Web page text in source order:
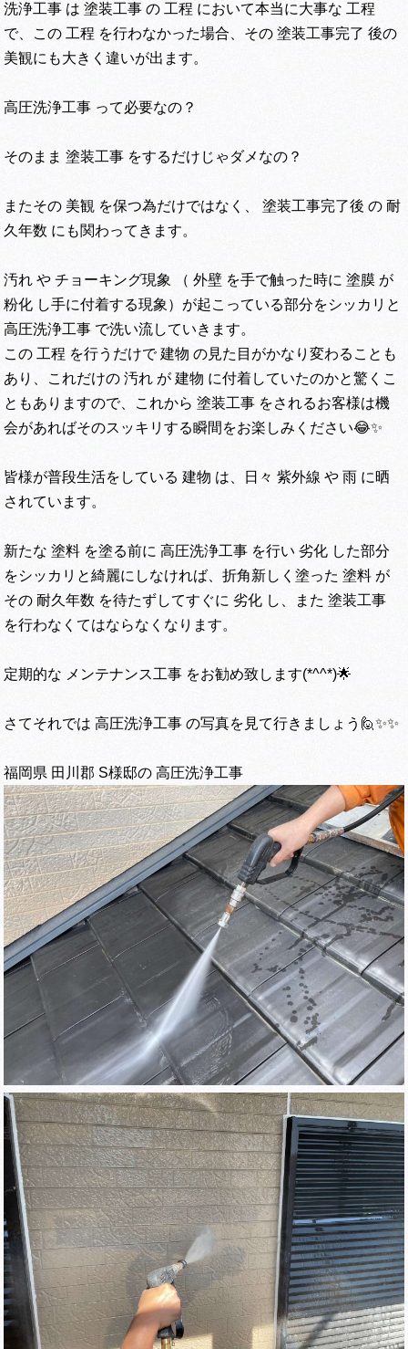
洗浄工事 は 塗装工事 の 工程 において本当に大事な 工程
で、この 工程 を行わなかった場合、その 塗装工事完了 後の
美観にも大きく違いが出ます。
高圧洗浄工事 って必要なの？
そのまま 塗装工事 をするだけじゃダメなの？
またその 美観 を保つ為だけではなく、 塗装工事完了後 の 耐
久年数 にも関わってきます。
汚れ や チョーキング現象 （ 外壁 を手で触った時に 塗膜 が
粉化 し手に付着する現象）が起こっている部分をシッカリと
高圧洗浄工事 で洗い流していきます。
この 工程 を行うだけで 建物 の見た目がかなり変わることも
あり、これだけの 汚れ が 建物 に付着していたのかと驚くこ
ともありますので、これから 塗装工事 をされるお客様は機
会があればそのスッキリする瞬間をお楽しみください😂✨
皆様が普段生活をしている 建物 は、日々 紫外線 や 雨 に晒
されています。
新たな 塗料 を塗る前に 高圧洗浄工事 を行い 劣化 した部分
をシッカリと綺麗にしなければ、折角新しく塗った 塗料 が
その 耐久年数 を待たずしてすぐに 劣化 し、また 塗装工事
を行わなくてはならなくなります。
定期的な メンテナンス工事 をお勧め致します(*^^*)🌟
さてそれでは 高圧洗浄工事 の写真を見て行きましょう🙋✨✨
福岡県 田川郡 S様邸の 高圧洗浄工事